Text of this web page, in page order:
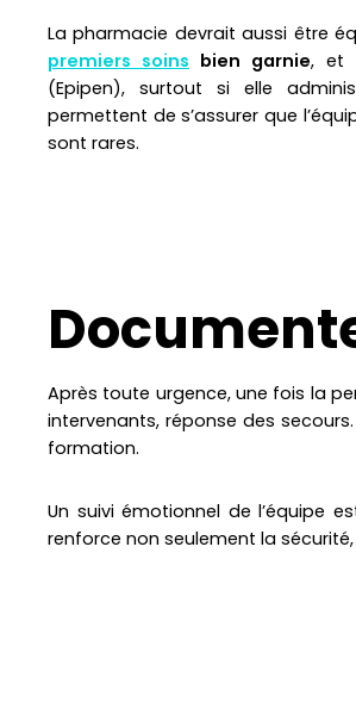
La pharmacie devrait aussi être
premiers soins bien garnie, et
(Epipen), surtout si elle
permettent de s’assurer que
sont rares.
Après toute urgence, une fois la
intervenants, réponse des
formation.
Un suivi émotionnel de l’équipe
renforce non seulement la